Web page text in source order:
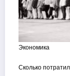
Экономика
Сколько